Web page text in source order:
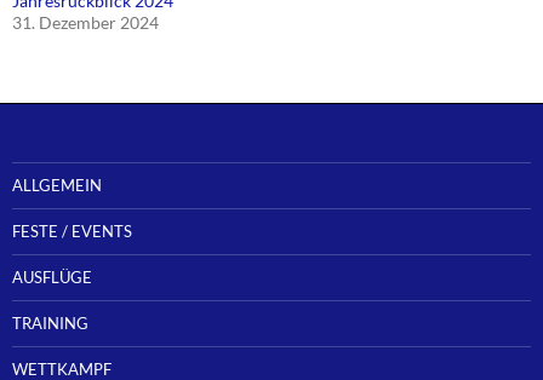
31. Dezember 2024
ALLGEMEIN
FESTE / EVENTS
AUSFLÜGE
TRAINING
WETTKAMPF